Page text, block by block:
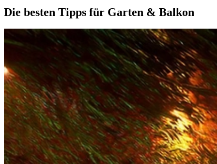
Die besten Tipps für Garten & Balkon